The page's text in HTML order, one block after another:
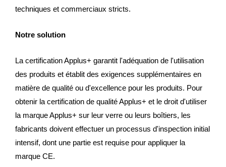
techniques et commerciaux stricts.
Notre solution
La certification Applus+ garantit l'adéquation de l'utilisation
des produits et établit des exigences supplémentaires en
matière de qualité ou d'excellence pour les produits. Pour
obtenir la certification de qualité Applus+ et le droit d'utiliser
la marque Applus+ sur leur verre ou leurs boîtiers, les
fabricants doivent effectuer un processus d'inspection initial
intensif, dont une partie est requise pour appliquer la
marque CE.